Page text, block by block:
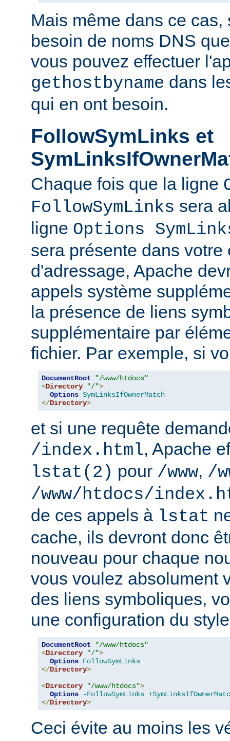
Mais même dans ce cas,
besoin de noms DNS
vous pouvez effectuer
gethostbyname dans
qui en ont besoin.
FollowSymLinks et
Chaque fois que la ligne
FollowSymLinks sera
ligne Options
sera présente dans votre
d'adressage, Apache
appels système
la présence de liens
supplémentaire par
fichier. Par exemple, si
DocumentRoot
"/www/htdocs"
<Directory "/">
Options SymLinksIfOwnerMatch
</Directory>
et si une requête
/index.html, Apache
lstat(2) pour /www, /
/www/htdocs/
de ces appels à lstat
cache, ils devront donc
nouveau pour chaque
vous voulez absolument
des liens symboliques,
une configuration du
DocumentRoot
"/www/htdocs"
<Directory "/">
Options FollowSymLinks
</Directory>
<Directory "/www/htdocs">
Options
-FollowSymLinks
</Directory>
Ceci évite au moins les